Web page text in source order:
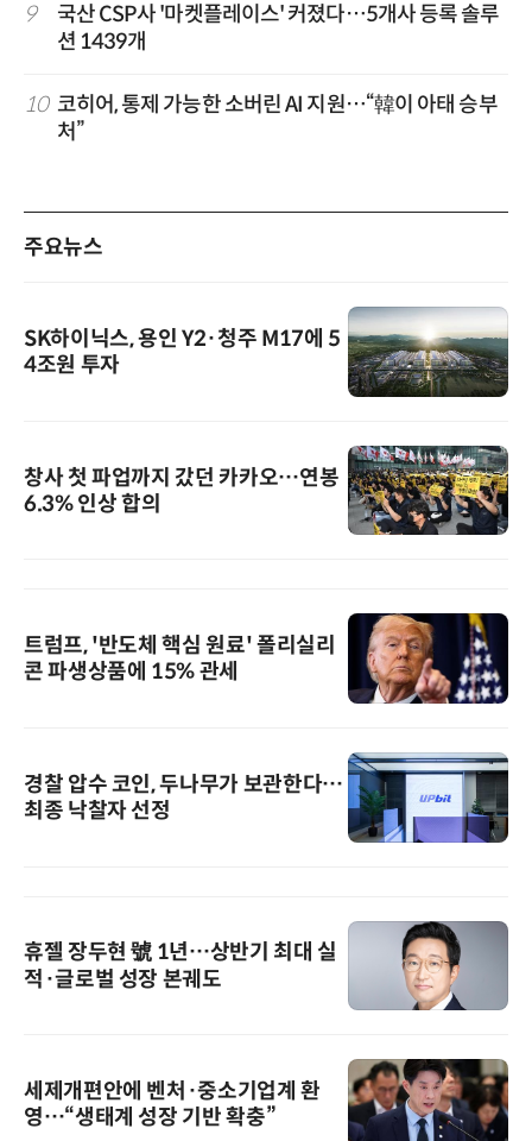
9
국산 CSP사 '마켓플레이스' 커졌다…5개사 등록 솔루
션 1439개
10 코히어, 통제 가능한 소버린 AI 지원…“韓이 아태 승부
처”
주요뉴스
SK하이닉스, 용인 Y2·청주 M17에 5
4조원 투자
창사 첫 파업까지 갔던 카카오…연봉
6.3% 인상 합의
트럼프, '반도체 핵심 원료' 폴리실리
콘 파생상품에 15% 관세
경찰 압수 코인, 두나무가 보관한다…
최종 낙찰자 선정
휴젤 장두현 號 1년…상반기 최대 실
적·글로벌 성장 본궤도
세제개편안에 벤처·중소기업계 환
영…“생태계 성장 기반 확충”